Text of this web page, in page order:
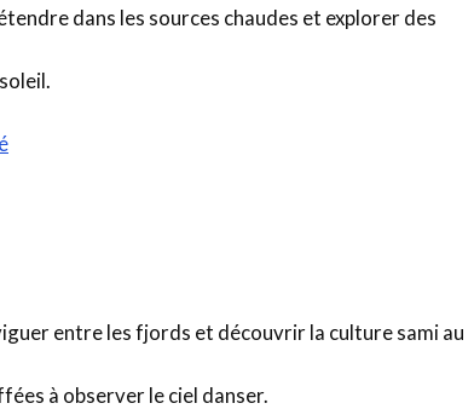
dans les sources chaudes et explorer des
entre les fjords et découvrir la culture sami au
à observer le ciel danser.